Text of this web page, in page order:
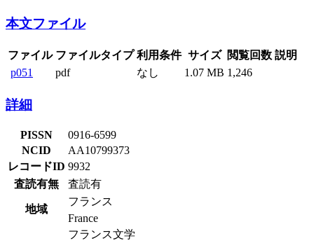
本文ファイル
ファイル ファイルタイプ 利用条件 サイズ 閲覧回数 説明
p051
pdf なし 1.07 MB 1,246
詳細
PISSN
0916-6599
NCID
AA10799373
レコードID 9932
査読有無
査読有
地域
フランス
France
フランス文学